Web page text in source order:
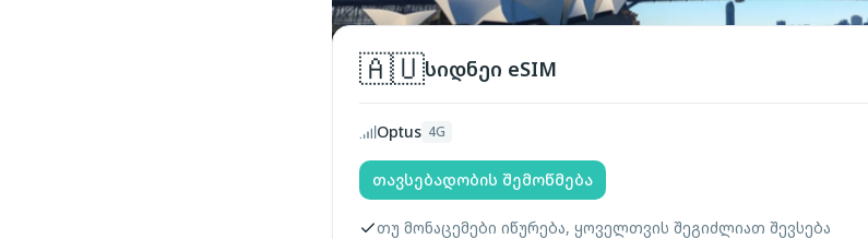
🇦🇺სიდნეი eSIM
Optus 4G
თავსებადობის შემოწმება
თუ მონაცემები იწურება, ყოველთვის შეგიძლიათ შევსება